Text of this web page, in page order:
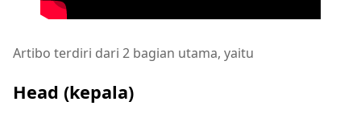
Artibo terdiri dari 2 bagian utama, yaitu
Head (kepala)